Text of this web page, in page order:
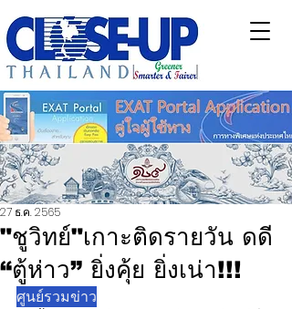
"ชูวิทย์"เกาะติดรายวัน ดดี
“ตู้ห่าว” ยิ่งคุ้ย ยิ่งเน่า!!!
27 ธ.ค. 2565
ศูนย์รวมข่าว